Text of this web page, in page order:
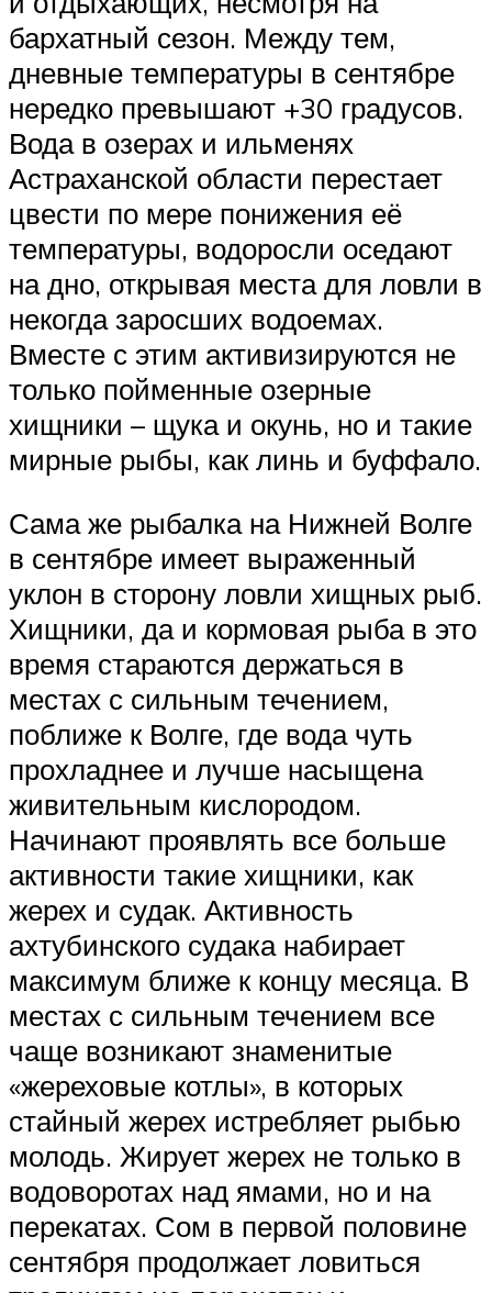
бархатный сезон. Между тем,
дневные температуры в сентябре
нередко превышают +30 градусов.
Вода в озерах и ильменях
Астраханской области перестает
цвести по мере понижения её
температуры, водоросли оседают
на дно, открывая места для ловли в
некогда заросших водоемах.
Вместе с этим активизируются не
только пойменные озерные
хищники – щука и окунь, но и такие
мирные рыбы, как линь и буффало.
Сама же рыбалка на Нижней Волге
в сентябре имеет выраженный
уклон в сторону ловли хищных рыб.
Хищники, да и кормовая рыба в это
время стараются держаться в
местах с сильным течением,
поближе к Волге, где вода чуть
прохладнее и лучше насыщена
живительным кислородом.
Начинают проявлять все больше
активности такие хищники, как
жерех и судак. Активность
ахтубинского судака набирает
максимум ближе к концу месяца. В
местах с сильным течением все
чаще возникают знаменитые
«жереховые котлы», в которых
стайный жерех истребляет рыбью
молодь. Жирует жерех не только в
водоворотах над ямами, но и на
перекатах. Сом в первой половине
сентября продолжает ловиться